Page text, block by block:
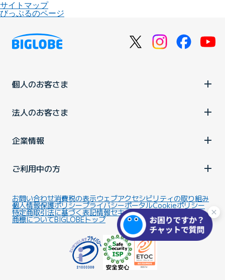
サイトマップ
びっぷるのページ
個人のお客さま
法人のお客さま
企業情報
ご利用中の方
お問い合わせ消費税の表示ウェブアクセシビリティの取り組み
個人情報保護ポリシープライバシーポータルCookieポリシー
特定商取引法に基づく表記情報セキュリティ基本方針
商標についてBIGLOBEトップ